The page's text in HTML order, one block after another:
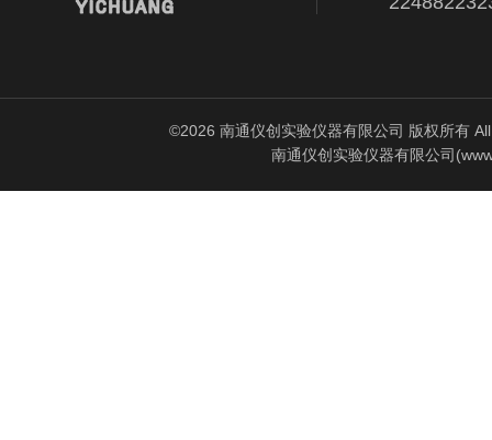
©2026 南通仪创实验仪器有限公司 版权所有
南通仪创实验仪器有限公司